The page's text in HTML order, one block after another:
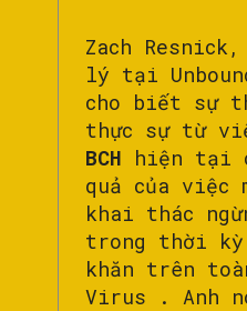
Zach
lý tại
cho biết sự
thực sự từ
BCH hiện tại
quả của việc
khai thác
trong thời
khăn trên
Virus . Anh